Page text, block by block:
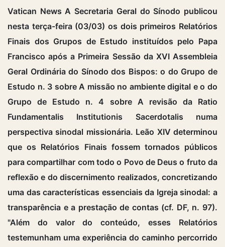
Vatican News A Secretaria Geral do Sínodo publicou
nesta terça-feira (03/03) os dois primeiros Relatórios
Finais dos Grupos de Estudo instituídos pelo Papa
Francisco após a Primeira Sessão da XVI Assembleia
Geral Ordinária do Sínodo dos Bispos: o do Grupo de
Estudo n. 3 sobre A missão no ambiente digital e o do
Grupo de Estudo n. 4 sobre A revisão da Ratio
Fundamentalis Institutionis Sacerdotalis numa
perspectiva sinodal missionária. Leão XIV determinou
que os Relatórios Finais fossem tornados públicos
para compartilhar com todo o Povo de Deus o fruto da
reflexão e do discernimento realizados, concretizando
uma das características essenciais da Igreja sinodal: a
transparência e a prestação de contas (cf. DF, n. 97).
"Além do valor do conteúdo, esses Relatórios
testemunham uma experiência do caminho percorrido